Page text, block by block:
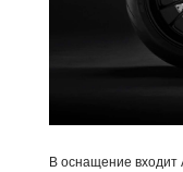
В оснащение входит